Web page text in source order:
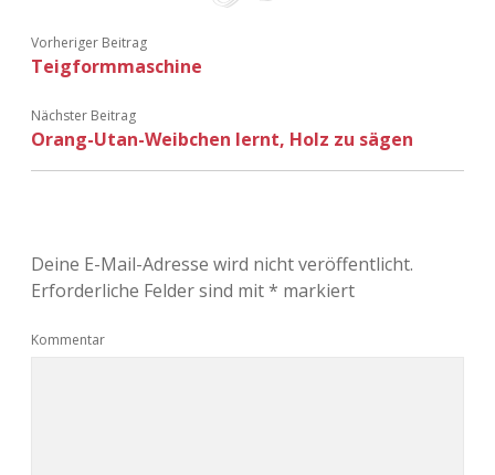
Vorheriger Beitrag
Teigformmaschine
Nächster Beitrag
Orang-Utan-Weibchen lernt, Holz zu sägen
Deine E-Mail-Adresse wird nicht veröffentlicht.
Erforderliche Felder sind mit* markiert
Kommentar